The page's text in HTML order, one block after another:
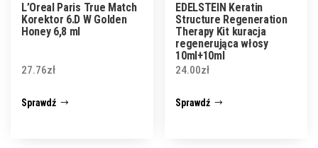
L’Oreal Paris True Match
Korektor 6.D W Golden
Honey 6,8 ml
27.76zł
Sprawdź
EDELSTEIN Keratin
Structure Regeneration
Therapy Kit kuracja
regenerująca włosy
10ml+10ml
24.00zł
Sprawdź